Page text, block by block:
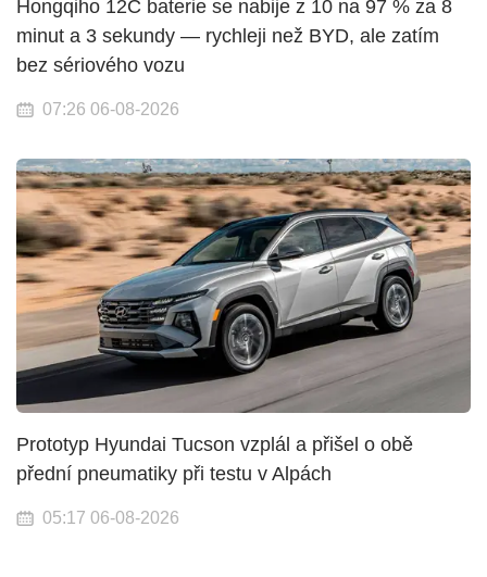
Hongqiho 12C baterie se nabije z 10 na 97 % za 8
minut a 3 sekundy — rychleji než BYD, ale zatím
bez sériového vozu
07:26 06-08-2026
Prototyp Hyundai Tucson vzplál a přišel o obě
přední pneumatiky při testu v Alpách
05:17 06-08-2026